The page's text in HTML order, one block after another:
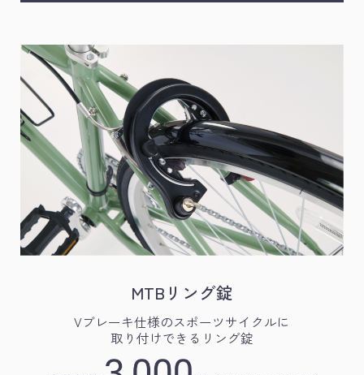
MTBリング錠
Vブレーキ仕様のスポーツサイクルに
取り付けできるリング錠